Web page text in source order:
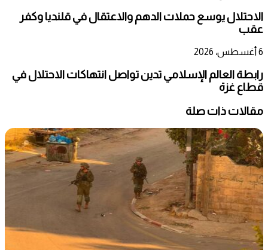
الاحتلال يوسع حملات الدهم والاعتقال في قلنديا وكفر
عقب
6 أغسطس، 2026
رابطة العالم الإسلامي تدين تواصل انتهاكات الاحتلال في
قطاع غزة
مقالات ذات صلة